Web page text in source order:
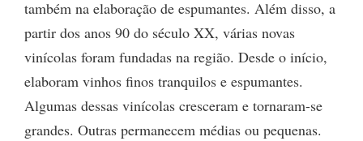
também na elaboração de espumantes. Além disso, a
partir dos anos 90 do século XX, várias novas
vinícolas foram fundadas na região. Desde o início,
elaboram vinhos finos tranquilos e espumantes.
Algumas dessas vinícolas cresceram e tornaram-se
grandes. Outras permanecem médias ou pequenas.